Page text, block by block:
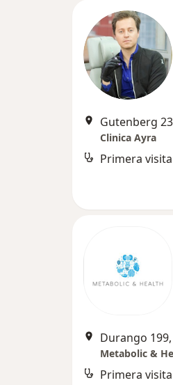
Gutenberg
Clinica Ayra
Primera
Durango
Metabolic &
Primera